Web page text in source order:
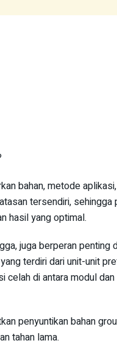
bahan, metode
tersendiri, sehingga
hasil yang optimal.
juga berperan penting
terdiri dari unit-unit
celah di antara modul dan
penyuntikan bahan
tahan lama.